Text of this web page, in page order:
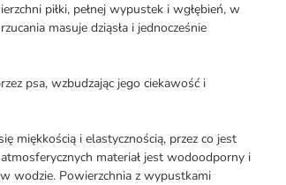
piłki, pełnej wypustek i wgłębień, w
masuje dziąsła i jednocześnie
psa, wzbudzając jego ciekawość i
miękkością i elastycznością, przez co jest
materiał jest wodoodporny i
wodzie. Powierzchnia z wypustkami